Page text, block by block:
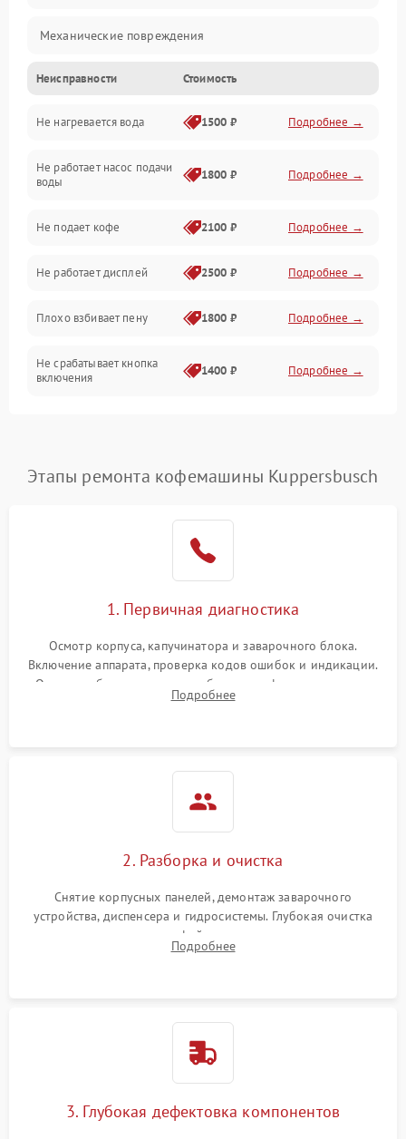
Механические повреждения
Прочие неисправности
Включение и работа
Проблемы с водой
Проблемы с капучинатором и паром
Управление и электроника
Программное обеспечение
Неисправности Стоимость
Не нагревается вода 1500 ₽ Подробнее →
Не работает насос подачи
воды
1800 ₽ Подробнее →
Не подает кофе 2100 ₽ Подробнее →
Не работает дисплей 2500 ₽ Подробнее →
Плохо взбивает пену 1800 ₽ Подробнее →
Не срабатывает кнопка
включения
1400 ₽ Подробнее →
Подробнее →
Этапы ремонта кофемашины Kuppersbusch
1. Первичная диагностика
Осмотр корпуса, капучинатора и заварочного блока.
Включение аппарата, проверка кодов ошибок и индикации.
Оценка работы помпы, термоблока и кофемолки на слух.
Измерение температуры и давления воды для выявления
Подробнее
2. Разборка и очистка
Снятие корпусных панелей, демонтаж заварочного
устройства, диспенсера и гидросистемы. Глубокая очистка
внутренних узлов от кофейных масел, жмыха и накипи.
Промывка дренажных каналов и фильтров с использованием
Подробнее
3. Глубокая дефектовка компонентов